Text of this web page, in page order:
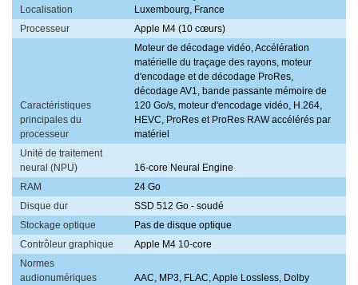
Localisation
Luxembourg, France
Processeur
Apple M4 (10 cœurs)
Caractéristiques
principales du
processeur
Moteur de décodage vidéo, Accélération
matérielle du traçage des rayons, moteur
d'encodage et de décodage ProRes,
décodage AV1, bande passante mémoire de
120 Go/s, moteur d'encodage vidéo, H.264,
HEVC, ProRes et ProRes RAW accélérés par
matériel
Unité de traitement
neural (NPU)
16-core Neural Engine
RAM
24 Go
Disque dur
SSD 512 Go - soudé
Stockage optique
Pas de disque optique
Contrôleur graphique
Apple M4 10-core
Normes
audionumériques
AAC, MP3, FLAC, Apple Lossless, Dolby